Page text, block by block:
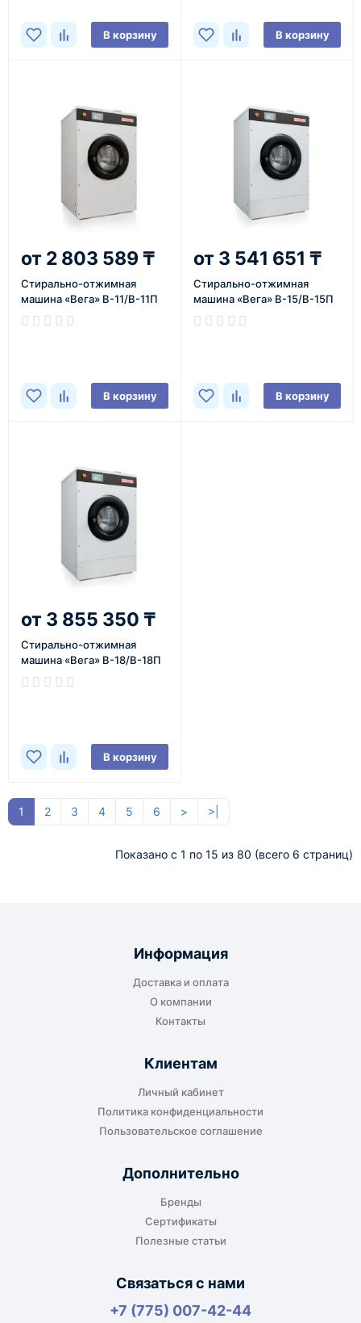
В корзину В корзину
2 803 589 ₸
Cтирально-отжимная
машина «Вега» В-11/В-11П
В корзину
3 541 651 ₸
Cтирально-отжимная
машина «Вега» В-15/В-15П
В корзину
3 855 350 ₸
Cтирально-отжимная
машина «Вега» В-18/В-18П
В корзину
1 2 3 4 5 6 > >|
Показано с 1 по 15 из 80 (всего 6 страниц)
Информация
Доставка и оплата
О компании
Контакты
Клиентам
Личный кабинет
Политика конфиденциальности
Пользовательское соглашение
Дополнительно
Бренды
Сертификаты
Полезные статьи
Связаться с нами
+7 (775) 007-42-44